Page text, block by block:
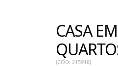
CASA
(COD: 215918)